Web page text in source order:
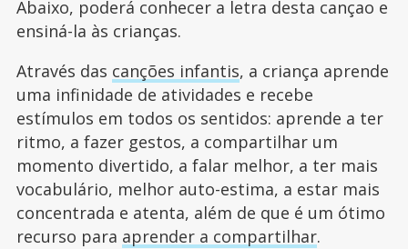
Abaixo, poderá conhecer a letra desta cançao e
ensiná-la às crianças.
Através das canções infantis, a criança aprende
uma infinidade de atividades e recebe
estímulos em todos os sentidos: aprende a ter
ritmo, a fazer gestos, a compartilhar um
momento divertido, a falar melhor, a ter mais
vocabulário, melhor auto-estima, a estar mais
concentrada e atenta, além de que é um ótimo
recurso para aprender a compartilhar.